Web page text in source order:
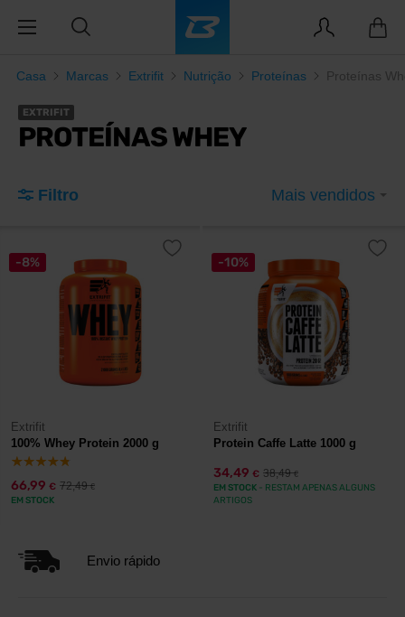
Casa Marcas Extrifit Nutrição Proteínas Proteínas
EXTRIFIT
PROTEÍNAS WHEY
Filtro Mais vendidos
-8%
Extrifit
100% Whey Protein 2000 g
66,99 € 72,49€
EM STOCK
-10%
Extrifit
Protein Caffe Latte 1000 g
34,49 € 38,49€
EM STOCK - RESTAM APENAS ALGUNS
ARTIGOS
Envio rápido